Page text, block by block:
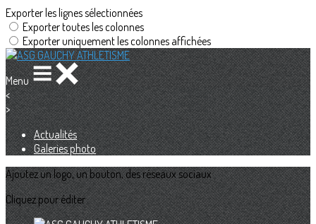
Exporter les lignes sélectionnées
Exporter toutes les colonnes
Exporter uniquement les colonnes affichées
Menu
<
>
Actualités
Galeries photo
Ajoutez un logo, un bouton, des réseaux sociaux
Cliquez pour éditer